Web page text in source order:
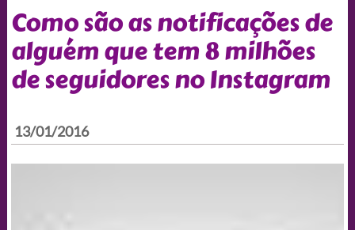
Como são as notificações de
alguém que tem 8 milhões
de seguidores no Instagram
13/01/2016